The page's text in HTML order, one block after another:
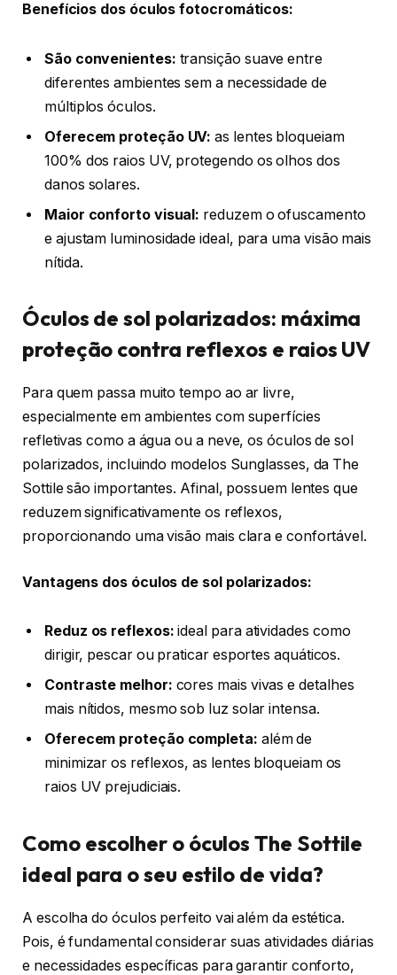
Benefícios dos óculos fotocromáticos:
São convenientes: transição suave entre
diferentes ambientes sem a necessidade de
múltiplos óculos.
Oferecem proteção UV: as lentes bloqueiam
100% dos raios UV, protegendo os olhos dos
danos solares.
Maior conforto visual: reduzem o ofuscamento
e ajustam luminosidade ideal, para uma visão mais
nítida.
Óculos de sol polarizados: máxima
proteção contra reflexos e raios UV
Para quem passa muito tempo ao ar livre,
especialmente em ambientes com superfícies
refletivas como a água ou a neve, os óculos de sol
polarizados, incluindo modelos Sunglasses, da The
Sottile são importantes. Afinal, possuem lentes que
reduzem significativamente os reflexos,
proporcionando uma visão mais clara e confortável.
Vantagens dos óculos de sol polarizados:
Reduz os reflexos: ideal para atividades como
dirigir, pescar ou praticar esportes aquáticos.
Contraste melhor: cores mais vivas e detalhes
mais nítidos, mesmo sob luz solar intensa.
Oferecem proteção completa: além de
minimizar os reflexos, as lentes bloqueiam os
raios UV prejudiciais.
Como escolher o óculos The Sottile
ideal para o seu estilo de vida?
A escolha do óculos perfeito vai além da estética.
Pois, é fundamental considerar suas atividades diárias
e necessidades específicas para garantir conforto,